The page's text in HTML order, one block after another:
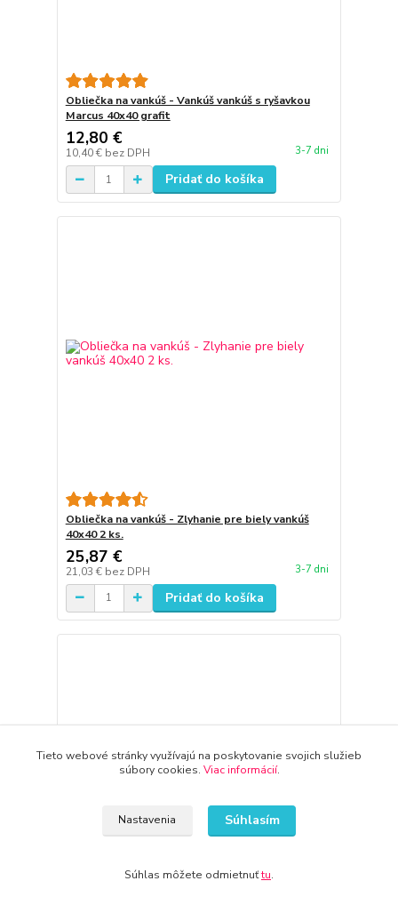
Obliečka na vankúš - Vankúš vankúš s ryšavkou
Marcus 40x40 grafit
12,80 €
10,40 € bez DPH 3-7 dni
Pridať do košíka
Obliečka na vankúš - Zlyhanie pre biely vankúš
40x40 2 ks.
25,87 €
21,03 € bez DPH 3-7 dni
Pridať do košíka
Tieto webové stránky využívajú na poskytovanie svojich služieb
súbory cookies. Viac informácií.
Nastavenia Súhlasím
Súhlas môžete odmietnuťtu.